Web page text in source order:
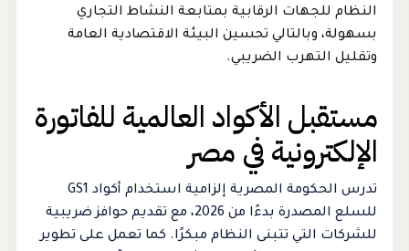
النظام للجهات الرقابية بمتابعة النشاط التجاري
بسهولة، وبالتالي تحسين البيئة الاقتصادية العامة
وتقليل التهرب الضريبي.
مستقبل الأكواد العالمية للفاتورة
الإلكترونية في مصر
تدرس الحكومة المصرية إلزامية استخدام أكواد GS1
للسلع المصدرة بدءًا من 2026، مع تقديم حوافز ضريبية
للشركات التي تتبنى النظام مبكرًا. كما تعمل على تطوير